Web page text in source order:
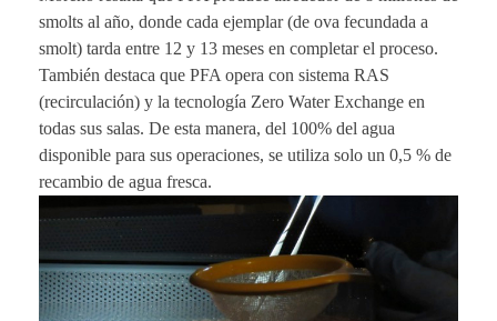
smolts al año, donde cada ejemplar (de ova fecundada a
smolt) tarda entre 12 y 13 meses en completar el proceso.
También destaca que PFA opera con sistema RAS
(recirculación) y la tecnología Zero Water Exchange en
todas sus salas. De esta manera, del 100% del agua
disponible para sus operaciones, se utiliza solo un 0,5 % de
recambio de agua fresca.